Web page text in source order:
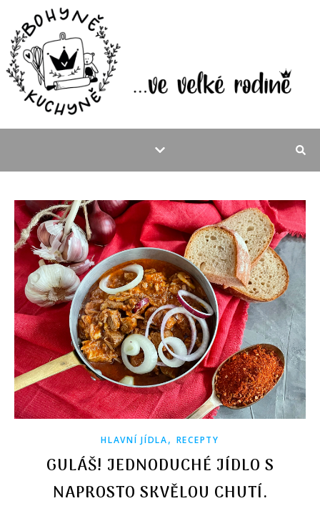
HLAVNÍ JÍDLA, RECEPTY
GULÁŠ! JEDNODUCHÉ JÍDLO S
NAPROSTO SKVĚLOU CHUTÍ.